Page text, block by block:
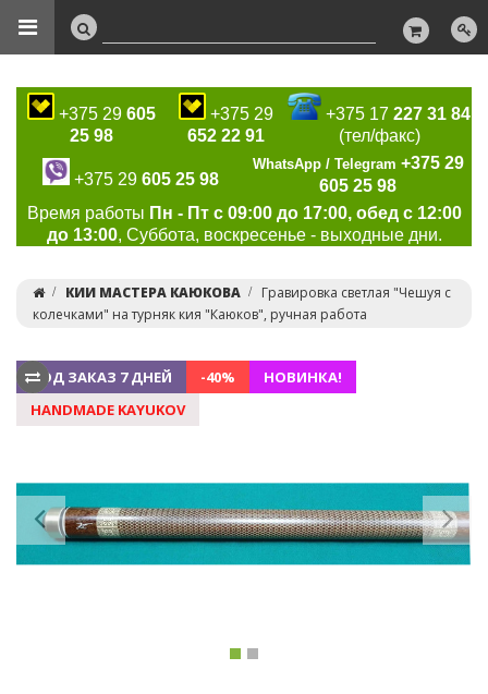
+375 29 605
25 98
+375 29
652 22 91
+375 17227 31 84
(тел/факс)
+375 29 605 25 98
WhatsApp / Telegram +375 29
605 25 98
Время работы Пн - Пт с 09:00 до 17:00, обед с 12:00
до 13:00, Суббота, воскресенье - выходные дни.
КИИ МАСТЕРА КАЮКОВА
Гравировка светлая "Чешуя с
колечками" на турняк кия "Каюков", ручная работа
ПОД ЗАКАЗ 7 ДНЕЙ -40%
НОВИНКА!
HANDMADE KAYUKOV